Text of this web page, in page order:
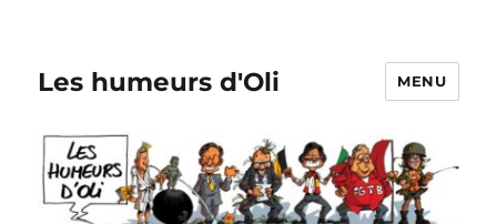
Les humeurs d'Oli MENU